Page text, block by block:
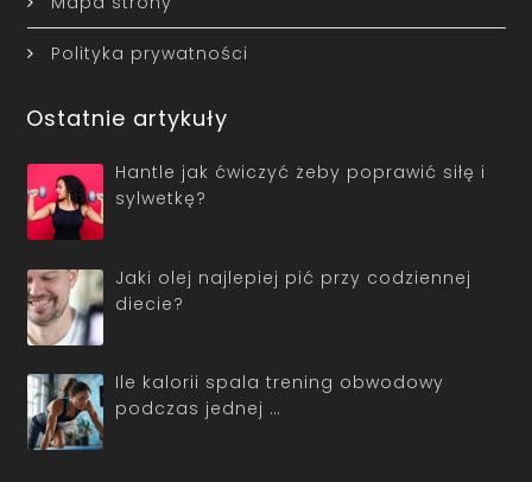
Polityka prywatności
Ostatnie artykuły
Hantle jak ćwiczyć żeby poprawić siłę i
sylwetkę?
Jaki olej najlepiej pić przy codziennej
diecie?
Ile kalorii spala trening obwodowy
podczas jednej …